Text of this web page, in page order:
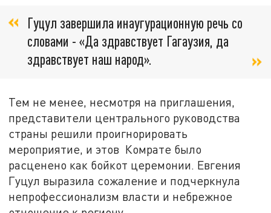
Гуцул завершила инаугурационную речь со
словами - «Да здравствует Гагаузия, да
здравствует наш народ».
Тем не менее, несмотря на приглашения,
представители центрального руководства
страны решили проигнорировать
мероприятие, и этов Комрате было
расценено как бойкот церемонии. Евгения
Гуцул выразила сожаление и подчеркнула
непрофессионализм власти и небрежное